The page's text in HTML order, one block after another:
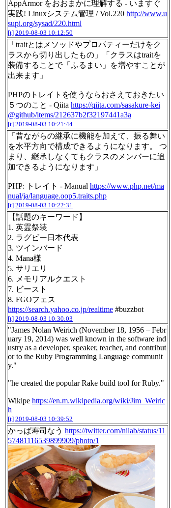
AppArmor をおおまかに理解する - いますぐ
実践! Linuxシステム管理 / Vol.220 http://www.u
supi.org/sysad/220.html
[t] 2019-08-03 10:12:50
「traitとはメソッドやプロパティーだけをク
ラスから切り出したもの」「クラスはtraitを
装備することで「ふるまい」を増やすことが
出来ます」
PHPのトレイトを使うならおさえておきたい
５つのこと - Qiita https://qiita.com/sasakure-kei
@github/items/212637b2f32197441a3a
[t] 2019-08-03 10:21:44
「昔ながらの継承に機能を加えて、振る舞い
を水平方向で構成できるようになります。 つ
まり、継承しなくてもクラスのメンバーに追
加できるようになります」
PHP: トレイト - Manual https://www.php.net/ma
nual/ja/language.oop5.traits.php
[t] 2019-08-03 10:22:31
【話題のキーワード】
1. 英霊祭装
2. ラグビー日本代表
3. ツインバード
4. Mana様
5. サリエリ
6. メモリアルクエスト
7. ビースト
8. FGOフェス
https://search.yahoo.co.jp/realtime #buzzbot
[t] 2019-08-03 10:30:03
"James Nolan Weirich (November 18, 1956 – Febr
uary 19, 2014) was well known in the software ind
ustry as a developer, speaker, teacher, and contribut
or to the Ruby Programming Language communit
y."
"he created the popular Rake build tool for Ruby."
Wikipe https://en.m.wikipedia.org/wiki/Jim_Weiric
h
[t] 2019-08-03 10:39:52
かっぱ寿司なう https://twitter.com/nilab/status/11
57481116539899909/photo/1